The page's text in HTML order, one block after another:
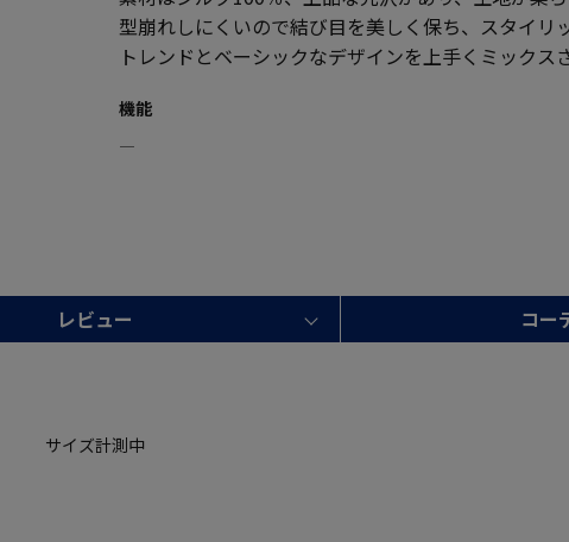
型崩れしにくいので結び目を美しく保ち、スタイリ
トレンドとベーシックなデザインを上手くミックス
機能
―
レビュー コー
サイズ計測中